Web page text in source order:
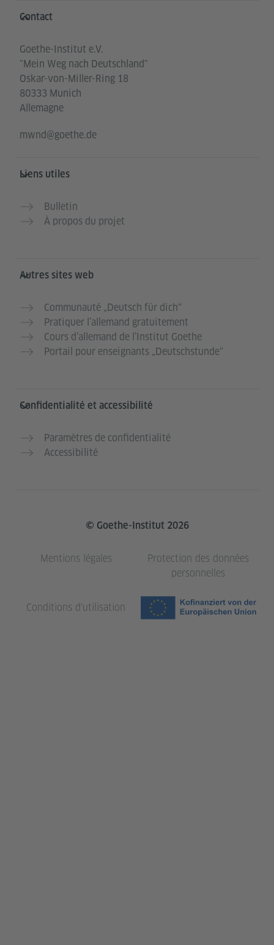
Service- und Informationsbereich
Contact
Goethe-Institut e.V.
"Mein Weg nach Deutschland"
Oskar-von-Miller-Ring 18
80333 Munich
Allemagne
mwnd@goethe.de
Liens utiles
Bulletin
À propos du projet
Autres sites web
Communauté „Deutsch für dich“
Pratiquer l’allemand gratuitement
Cours d’allemand de l’Institut Goethe
Portail pour enseignants „Deutschstunde“
Confidentialité et accessibilité
Paramètres de confidentialité
Accessibilité
© Goethe-Institut 2026
Mentions légales
Protection des données
personnelles
Conditions d'utilisation